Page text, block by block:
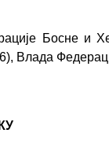
Босне и
Влада